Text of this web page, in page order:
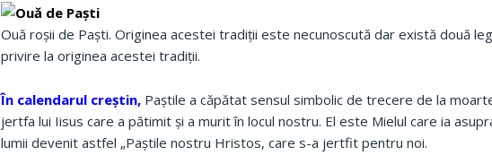
Ouă roşii de Paşti. Originea acestei tradiţii este necunoscută dar există două
privire la originea acestei tradiţii.
În calendarul creştin, Paştile a căpătat sensul simbolic de trecere de la
jertfa lui Iisus care a pătimit şi a murit în locul nostru. El este Mielul care ia
lumii devenit astfel „Paştile nostru Hristos, care s-a jertfit pentru noi.